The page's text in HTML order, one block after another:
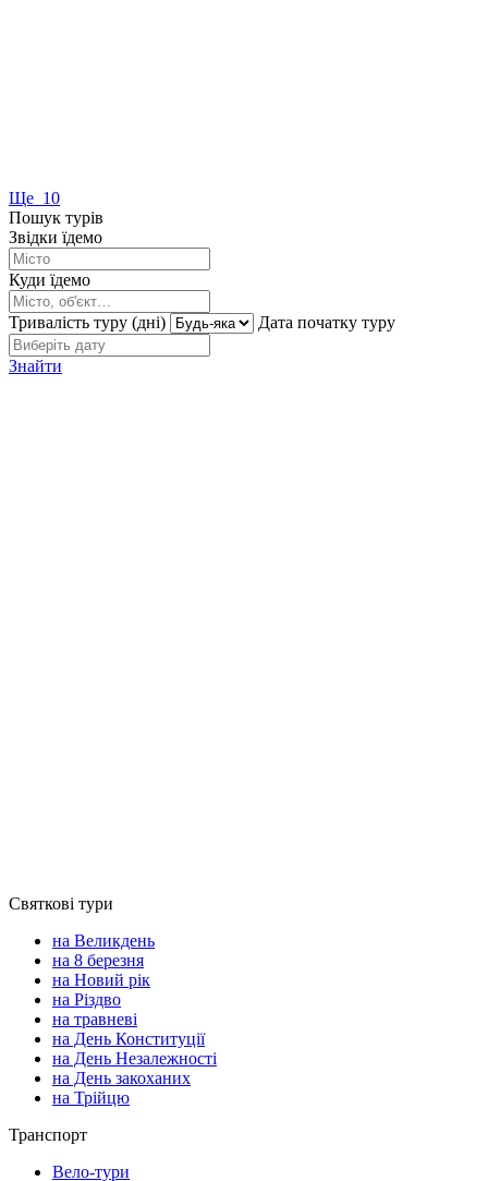
Ще 10
Пошук турів
Звідки їдемо
Куди їдемо
Тривалість туру (дні) Дата початку туру
Знайти
Святкові тури
на Великдень
на 8 березня
на Новий рік
на Різдво
на травневі
на День Конституції
на День Незалежності
на День закоханих
на Трійцю
Транспорт
Вело-тури